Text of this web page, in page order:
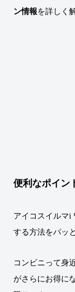
ン情報を詳しく
便利なポイン
アイコスイルマi
する方法をパッ
コンビニって身
がさらにお得に